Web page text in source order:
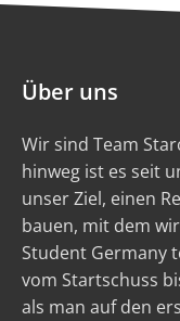
Über uns
Wir sind Team
hinweg ist es seit
unser Ziel, einen
bauen, mit dem
Student Germany
vom Startschuss
als man auf den